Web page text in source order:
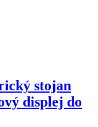
stojan
displej do